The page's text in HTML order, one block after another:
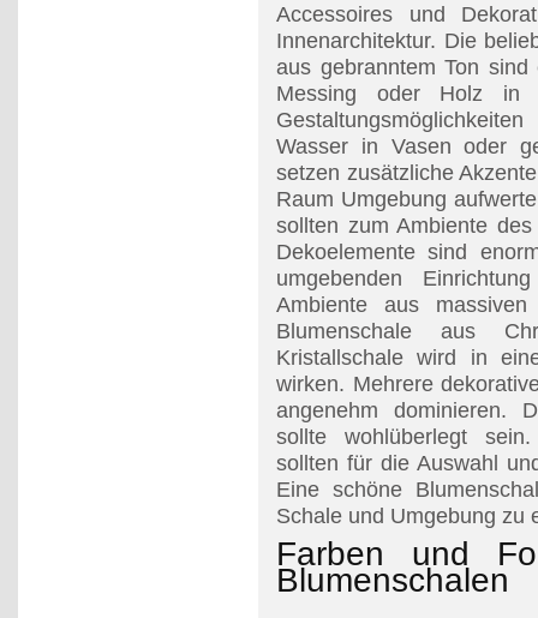
Accessoires und
Innenarchitektur. Die
aus gebranntem Ton
Messing oder Holz in
Wasser in Vasen oder
setzen zusätzliche
Raum Umgebung
sollten zum Ambiente
Dekoelemente sind
umgebenden
Ambiente aus
Blumenschale aus
Kristallschale wird in
wirken. Mehrere
angenehm dominieren.
sollte wohlüberlegt
sollten für die Auswahl
Eine schöne
Schale und Umgebung zu
Farben und
Blumenschalen